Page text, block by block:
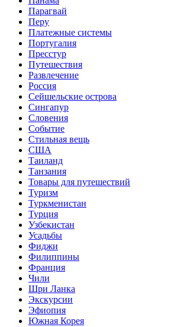
Парагвай
Перу
Платежные системы
Португалия
Пресстур
Путешествия
Развлечение
Россия
Сейшельские острова
Сингапур
Словения
Событие
Стильная вещь
США
Таиланд
Танзания
Товары для путешествий
Туризм
Туркменистан
Турция
Узбекистан
Усадьбы
Фиджи
Филиппины
Франция
Чили
Шри Ланка
Экскурсии
Эфиопия
Южная Корея